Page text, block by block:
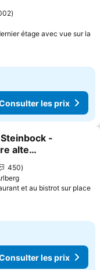
étage avec vue sur la
les prix
mes favoris
-
alte
TIROL
prix
450
et au bistrot sur place
les prix